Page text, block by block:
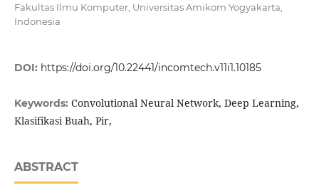
Fakultas Ilmu Komputer, Universitas Amikom Yogyakarta,
Indonesia
DOI: https://doi.org/10.22441/incomtech.v11i1.10185
Keywords: Convolutional Neural Network, Deep Learning,
Klasifikasi Buah, Pir,
ABSTRACT